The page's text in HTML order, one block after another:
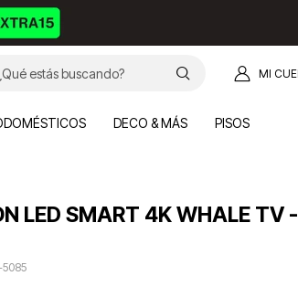
DECO & MÁS PISOS
LED SMART 4K WHALE TV -
5085